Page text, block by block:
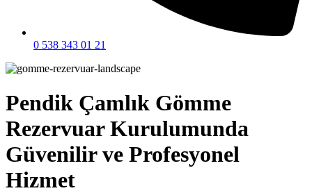
0 538 343 01 21
Pendik Çamlık Gömme
Rezervuar Kurulumunda
Güvenilir ve Profesyonel
Hizmet